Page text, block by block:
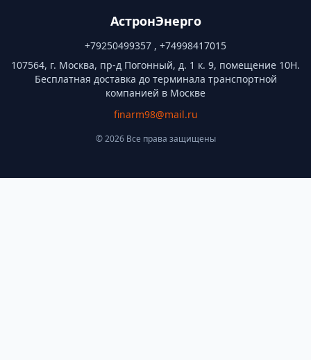
АстронЭнерго
+79250499357 , +74998417015
107564, г. Москва, пр-д Погонный, д. 1 к. 9, помещение 10Н.
Бесплатная доставка до терминала транспортной
компанией в Москве
finarm98@mail.ru
© 2026 Все права защищены